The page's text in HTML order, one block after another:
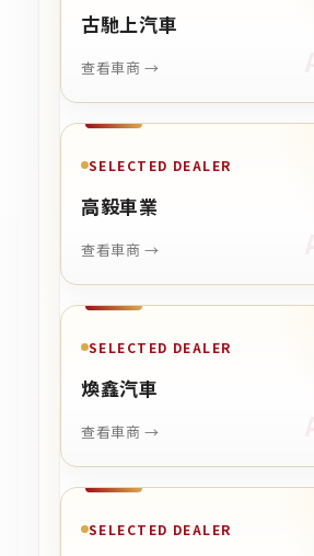
古馳上汽車
查看車商 →
SELECTED DEALER
高毅車業
查看車商 →
SELECTED DEALER
煥鑫汽車
查看車商 →
SELECTED DEALER